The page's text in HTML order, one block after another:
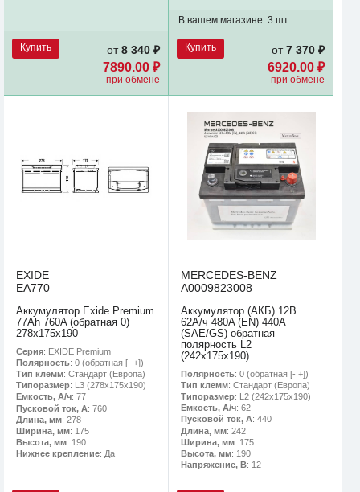
Купить от8 340 ₽
7890.00 ₽
при обмене
В вашем магазине: 3 шт.
Купить от7 370 ₽
6920.00 ₽
при обмене
EXIDE
EA770
Аккумулятор Exide Premium
77Ah 760A (обратная 0)
278x175x190
Серия: EXIDE Premium
Полярность: 0 (обратная [- +])
Тип клемм: Стандарт (Европа)
Типоразмер: L3 (278х175х190)
Емкость, А/ч: 77
Пусковой ток, А: 760
Длина, мм: 278
Ширина, мм: 175
Высота, мм: 190
Нижнее крепление: Да
MERCEDES-BENZ
A0009823008
Аккумулятор (АКБ) 12В
62А/ч 480A (EN) 440A
(SAE/GS) обратная
полярность L2
(242х175х190)
Полярность: 0 (обратная [- +])
Тип клемм: Стандарт (Европа)
Типоразмер: L2 (242х175х190)
Емкость, А/ч: 62
Пусковой ток, А: 440
Длина, мм: 242
Ширина, мм: 175
Высота, мм: 190
Напряжение, В: 12